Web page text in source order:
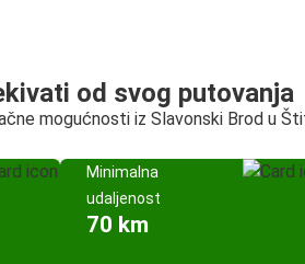
od svog putovanja
mogućnosti iz Slavonski Brod u
Minimalna
udaljenost
70 km